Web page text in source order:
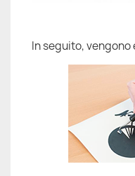
In seguito,